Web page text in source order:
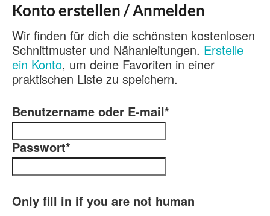
Konto erstellen / Anmelden
Wir finden für dich die schönsten kostenlosen
Schnittmuster und Nähanleitungen. Erstelle
ein Konto, um deine Favoriten in einer
praktischen Liste zu speichern.
Benutzername oder E-mail*
Passwort*
Only fill in if you are not human